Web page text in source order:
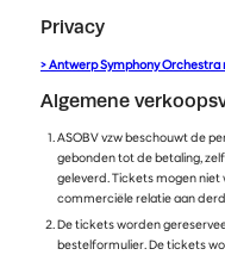
Privacy
> Antwerp Symphony
Algemene
ASOBV vzw beschouwt de
gebonden tot de betaling,
geleverd. Tickets mogen
commerciële relatie aan
De tickets worden
bestelformulier. De tickets